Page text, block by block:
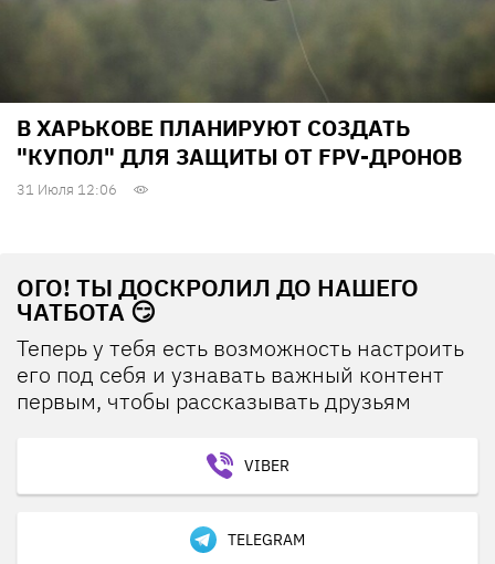
В ХАРЬКОВЕ ПЛАНИРУЮТ СОЗДАТЬ
"КУПОЛ" ДЛЯ ЗАЩИТЫ ОТ FPV-ДРОНОВ
31 Июля 12:06
ОГО! ТЫ ДОСКРОЛИЛ ДО НАШЕГО
ЧАТБОТА 😏
Теперь у тебя есть возможность настроить
его под себя и узнавать важный контент
первым, чтобы рассказывать друзьям
VIBER
TELEGRAM